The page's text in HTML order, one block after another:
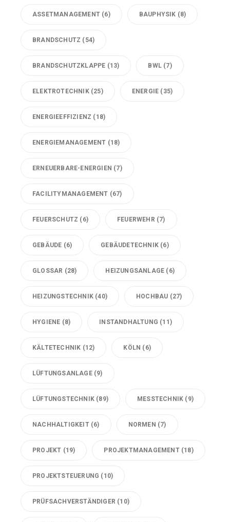
ASSETMANAGEMENT (6) BAUPHYSIK (8)
BRANDSCHUTZ (54)
BRANDSCHUTZKLAPPE (13) BWL (7)
ELEKTROTECHNIK(25) ENERGIE (35)
ENERGIEEFFIZIENZ (18)
ENERGIEMANAGEMENT (18)
ERNEUERBARE-ENERGIEN (7)
FACILITYMANAGEMENT (67)
FEUERSCHUTZ (6) FEUERWEHR (7)
GEBÄUDE (6) GEBÄUDETECHNIK (6)
GLOSSAR (28) HEIZUNGSANLAGE (6)
HEIZUNGSTECHNIK (40) HOCHBAU (27)
HYGIENE (8) INSTANDHALTUNG (11)
KÄLTETECHNIK (12) KÖLN (6)
LÜFTUNGSANLAGE(9)
LÜFTUNGSTECHNIK (89) MESSTECHNIK (9)
NACHHALTIGKEIT(6) NORMEN (7)
PROJEKT (19) PROJEKTMANAGEMENT(18)
PROJEKTSTEUERUNG (10)
PRÜFSACHVERSTÄNDIGER (10)